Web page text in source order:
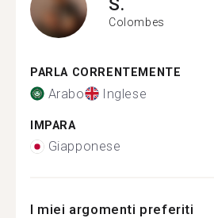
Colombes
PARLA CORRENTEMENTE
Arabo Inglese
IMPARA
Giapponese
I miei argomenti preferiti